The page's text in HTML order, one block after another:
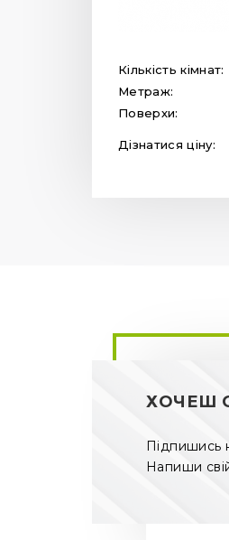
Кількість кімнат:
Метраж:
Поверхи:
Дізнатися ціну:
ХОЧЕШ
Підпишись
Напиши